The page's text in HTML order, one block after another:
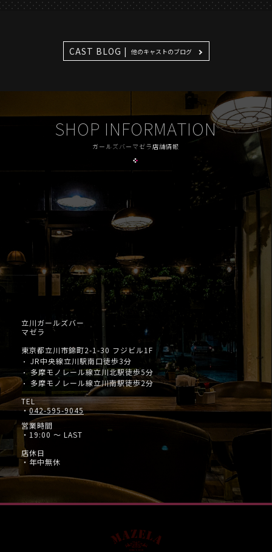
CAST BLOG | 他のキャストのブログ
SHOP INFORMATION
ガールズバーマゼラ店舗情報
立川ガールズバー
マゼラ
東京都立川市錦町2-1-30 フジビル1F
・ JR中央線立川駅南口徒歩3分
・多摩モノレール線立川北駅徒歩5分
・ 多摩モノレール線立川南駅徒歩2分
TEL
・042-595-9045
営業時間
・19:00 ～ LAST
店休日
・年中無休